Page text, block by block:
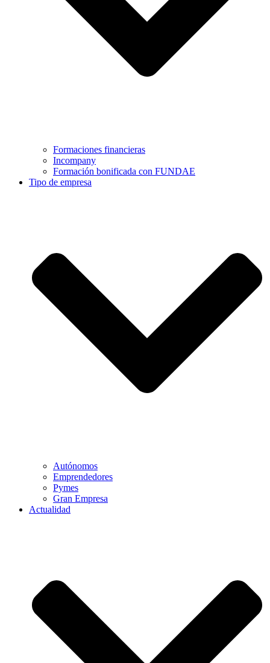
Formaciones financieras
Incompany
Formación bonificada con FUNDAE
Tipo de empresa
Autónomos
Emprendedores
Pymes
Gran Empresa
Actualidad